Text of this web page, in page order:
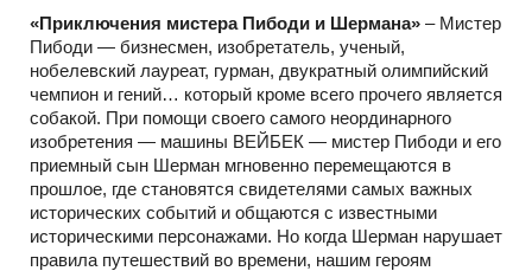
«Приключения мистера Пибоди и Шермана» – Мистер
Пибоди — бизнесмен, изобретатель, ученый,
нобелевский лауреат, гурман, двукратный олимпийский
чемпион и гений… который кроме всего прочего является
собакой. При помощи своего самого неординарного
изобретения — машины ВЕЙБЕК — мистер Пибоди и его
приемный сын Шерман мгновенно перемещаются в
прошлое, где становятся свидетелями самых важных
исторических событий и общаются с известными
историческими персонажами. Но когда Шерман нарушает
правила путешествий во времени, нашим героям